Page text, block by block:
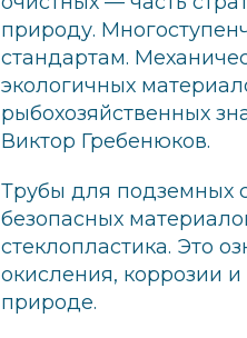
природу.
стандартам.
экологичных
рыбохозяйственных
Виктор Гребенюков.
Трубы для подземных
безопасных
стеклопластика. Это
окисления, коррозии
природе.